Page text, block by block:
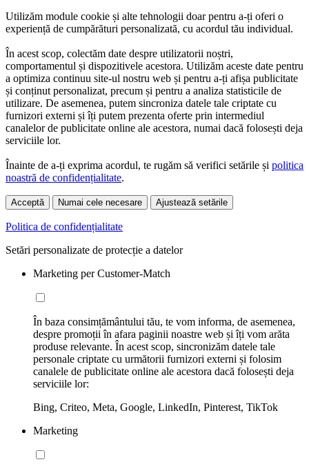
Utilizăm module cookie și alte tehnologii doar pentru a-ți oferi o
experiență de cumpărături personalizată, cu acordul tău individual.
În acest scop, colectăm date despre utilizatorii noștri,
comportamentul și dispozitivele acestora. Utilizăm aceste date pentru
a optimiza continuu site-ul nostru web și pentru a-ți afișa publicitate
și conținut personalizat, precum și pentru a analiza statisticile de
utilizare. De asemenea, putem sincroniza datele tale criptate cu
furnizori externi și îți putem prezenta oferte prin intermediul
canalelor de publicitate online ale acestora, numai dacă folosești deja
serviciile lor.
Înainte de a-ți exprima acordul, te rugăm să verifici setările și politica
noastră de confidențialitate.
Acceptă Numai cele necesare Ajustează setările
Politica de confidențialitate
Setări personalizate de protecție a datelor
Marketing per Customer-Match
În baza consimțământului tău, te vom informa, de asemenea,
despre promoții în afara paginii noastre web și îți vom arăta
produse relevante. În acest scop, sincronizăm datele tale
personale criptate cu următorii furnizori externi și folosim
canalele de publicitate online ale acestora dacă folosești deja
serviciile lor:
Bing, Criteo, Meta, Google, LinkedIn, Pinterest, TikTok
Marketing